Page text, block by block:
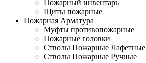
Пожарный инвентарь
Щиты пожарные
Пожарная Арматура
Муфты противопожарные
Пожарные головки
Стволы Пожарные Лафетные
Стволы Пожарные Ручные